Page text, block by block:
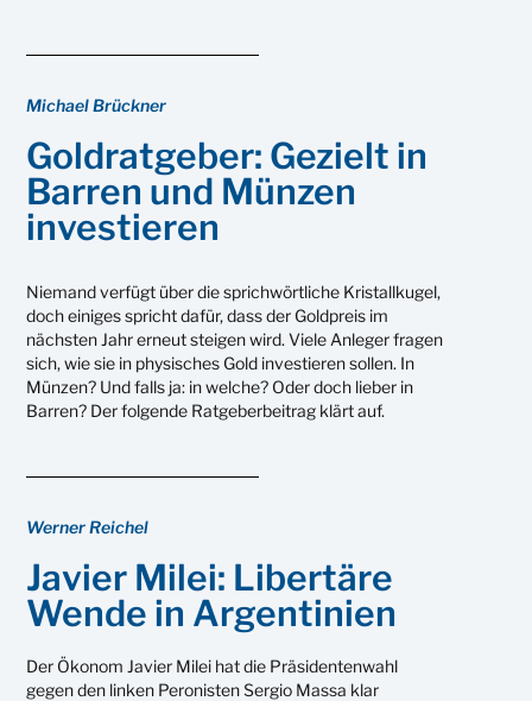
Michael Brückner
Goldratgeber: Gezielt in
Barren und Münzen
investieren
Niemand verfügt über die sprichwörtliche Kristallkugel,
doch einiges spricht dafür, dass der Goldpreis im
nächsten Jahr erneut steigen wird. Viele Anleger fragen
sich, wie sie in physisches Gold investieren sollen. In
Münzen? Und falls ja: in welche? Oder doch lieber in
Barren? Der folgende Ratgeberbeitrag klärt auf.
Werner Reichel
Javier Milei: Libertäre
Wende in Argentinien
Der Ökonom Javier Milei hat die Präsidentenwahl
gegen den linken Peronisten Sergio Massa klar